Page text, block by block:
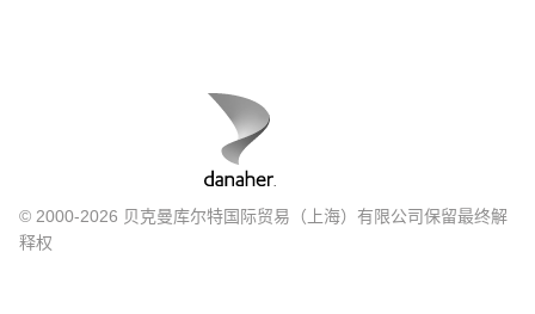
© 2000-2026 贝克曼库尔特国际贸易（上海）有限公司保留最终解
释权